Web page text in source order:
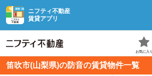
ニフティ不動産
賃貸アプリ
お気に入り
笛吹市(山梨県)の防音の賃貸物件一覧